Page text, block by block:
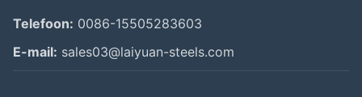
Telefoon: 0086-15505283603
E-mail: sales03@laiyuan-steels.com